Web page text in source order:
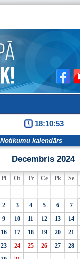
18:10:53
Notikumu kalendārs
Decembris 2024
Pi Ot Tr Ce Pk Se
2
3 4 5 6 7
9
10 11 12 13 14
16
17 18 19 20 21
23
24 25 26 27 28